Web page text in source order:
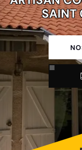
SAINT